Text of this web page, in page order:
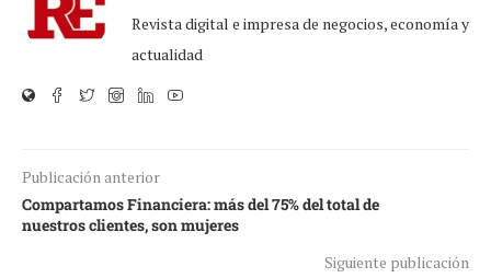
Revista digital e impresa de negocios, economía y
actualidad
Publicación anterior
Compartamos Financiera: más del 75% del total de
nuestros clientes, son mujeres
Siguiente publicación